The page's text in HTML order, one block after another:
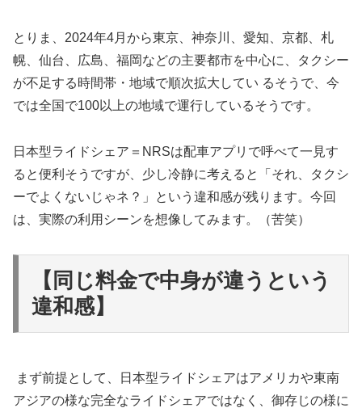
とりま、2024年4月から東京、神奈川、愛知、京都、札
幌、仙台、広島、福岡などの主要都市を中心に、タクシー
が不足する時間帯・地域で順次拡大してい るそうで、今
では全国で100以上の地域で運行しているそうです。
日本型ライドシェア＝NRSは配車アプリで呼べて一見す
ると便利そうですが、少し冷静に考えると「それ、タクシ
ーでよくないじゃネ？」という違和感が残ります。今回
は、実際の利用シーンを想像してみます。（苦笑）
【同じ料金で中身が違うという
違和感】
まず前提として、日本型ライドシェアはアメリカや東南
アジアの様な完全なライドシェアではなく、御存じの様に